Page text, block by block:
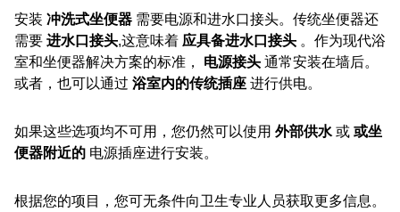
安装 冲洗式坐便器 需要电源和进水口接头。传统坐便器还
需要 进水口接头,这意味着 应具备进水口接头 。作为现代浴
室和坐便器解决方案的标准， 电源接头 通常安装在墙后。
或者，也可以通过 浴室内的传统插座 进行供电。
如果这些选项均不可用，您仍然可以使用 外部供水 或 或坐
便器附近的 电源插座进行安装。
根据您的项目，您可无条件向卫生专业人员获取更多信息。